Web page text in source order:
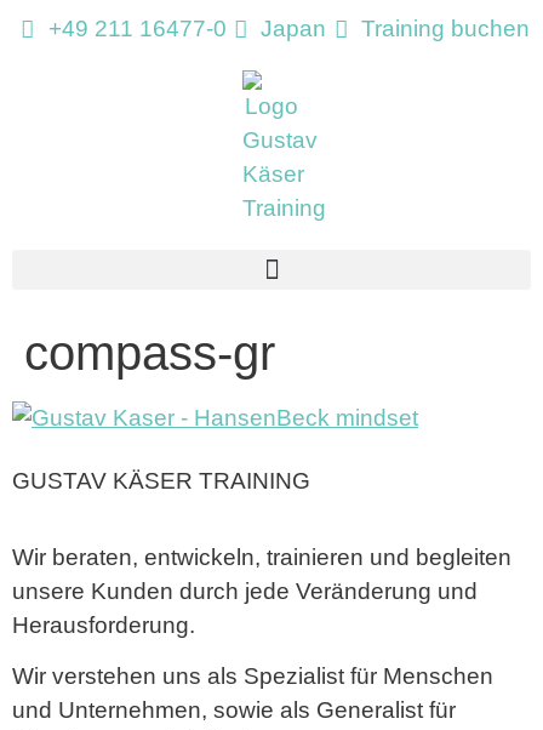
+49 211 16477-0 Japan Training buchen
compass-gr
GUSTAV KÄSER TRAINING
Wir beraten, entwickeln, trainieren und begleiten
unsere Kunden durch jede Veränderung und
Herausforderung.
Wir verstehen uns als Spezialist für Menschen
und Unternehmen, sowie als Generalist für